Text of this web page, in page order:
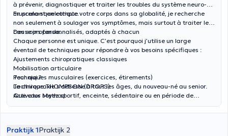
à prévenir, diagnostiquer et traiter les troubles du système neuro-
musculo-squelettique.
En prenant en compte votre corps dans sa globalité, je recherche
non seulement à soulager vos symptômes, mais surtout à traiter leur
cause profonde.
Des soins personnalisés, adaptés à chacun
Chaque personne est unique. C’est pourquoi j’utilise un large
éventail de techniques pour répondre à vos besoins spécifiques :
Ajustements chiropratiques classiques
Mobilisation articulaire
Techniques musculaires (exercices, étirements)
Technique THOMPSON (DROPS)
Activator Method
Ventouses
Massage des points gâchettes (
Pour qui ?
La chiropraxie s’adresse àtous les âges, du nouveau-né au senior.
Que vous soyez sportif, enceinte, sédentaire ou en période de
à votre situation.
Praktijk 1Praktijk 2